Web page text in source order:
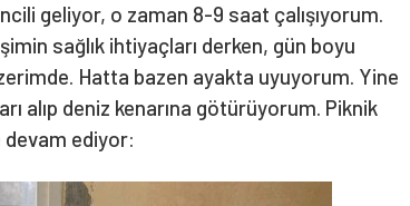
geliyor, o zaman 8-9 saat çalışıyorum.
sağlık ihtiyaçları derken, gün boyu
Hatta bazen ayakta uyuyorum. Yine
alıp deniz kenarına götürüyorum. Piknik
devam ediyor: